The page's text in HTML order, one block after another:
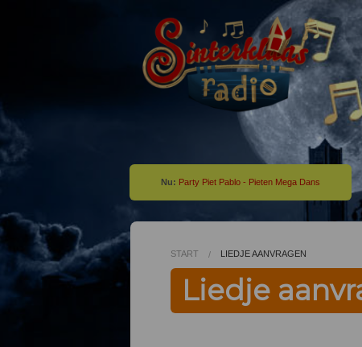
Nu: Party Piet Pablo - Pieten Mega Dans
START LIEDJE AANVRAGEN
Liedje